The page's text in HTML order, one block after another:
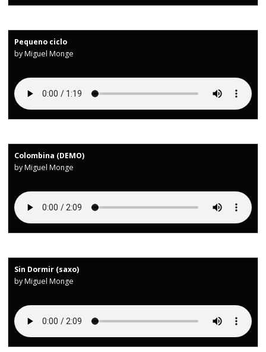
Pequeno ciclo
by Miguel Monge
Colombina (DEMO)
by Miguel Monge
Sin Dormir (saxo)
by Miguel Monge